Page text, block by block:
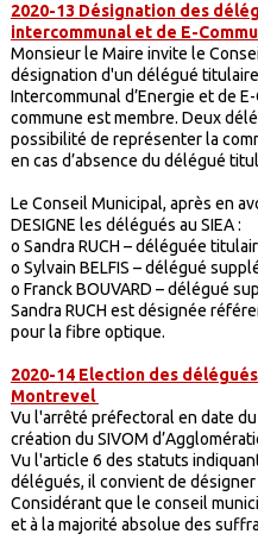
2020-13 Désignation des
intercommunal et de E-
Monsieur le Maire invite le
désignation d'un délégué
Intercommunal d’Energie et de
commune est membre. Deux
possibilité de représenter la
en cas d’absence du délégué
Le Conseil Municipal, après en
DESIGNE les délégués au SIEA :
o Sandra RUCH – déléguée
o Sylvain BELFIS – délégué
o Franck BOUVARD – délégué
Sandra RUCH est désignée
pour la fibre optique.
2020-14 Election des
Montrevel
Vu l'arrêté préfectoral en date
création du SIVOM
Vu l'article 6 des statuts
délégués, il convient de
Considérant que le conseil
et à la majorité absolue des